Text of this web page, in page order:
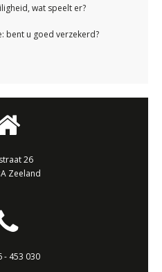
wat speelt er?
bent u goed verzekerd?
26
Zeeland
- 453 030